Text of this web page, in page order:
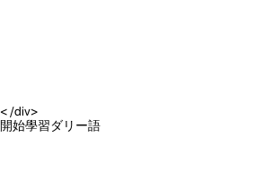
< /div>
開始學習ダリー語